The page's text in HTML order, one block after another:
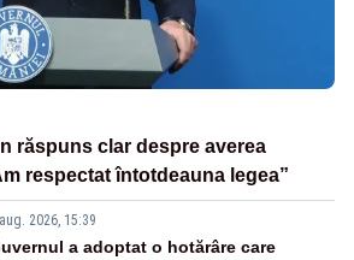
răspuns clar despre averea
respectat întotdeauna legea”
2026, 15:39
a adoptat o hotărâre care